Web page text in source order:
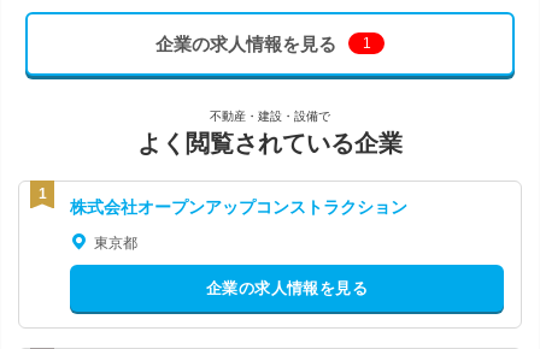
企業の求人情報を見る 1
不動産・建設・設備で
よく閲覧されている企業
株式会社オープンアップコンストラクション
東京都
企業の求人情報を見る